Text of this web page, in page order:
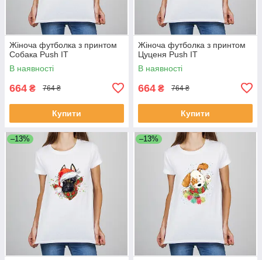
Жіноча футболка з принтом
Собака Push IT
В наявності
664 ₴ 764 ₴
Купити
Жіноча футболка з принтом
Цуценя Push IT
В наявності
664 ₴ 764 ₴
Купити
–13% –13%